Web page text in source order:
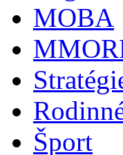
MOBA
Šport